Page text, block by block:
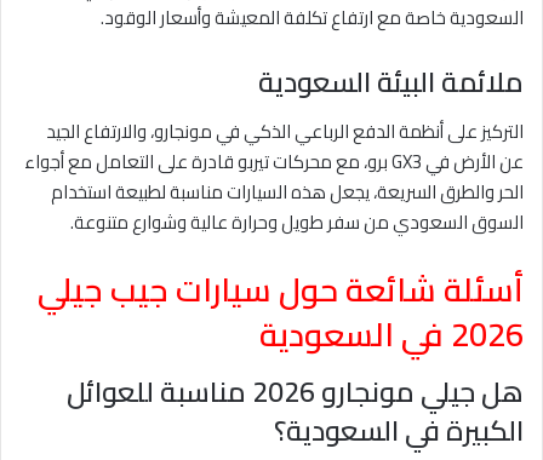
السعودية خاصة مع ارتفاع تكلفة المعيشة وأسعار الوقود.
ملائمة البيئة السعودية
التركيز على أنظمة الدفع الرباعي الذكي في مونجارو، والارتفاع الجيد
عن الأرض في GX3 برو، مع محركات تيربو قادرة على التعامل مع أجواء
الحر والطرق السريعة، يجعل هذه السيارات مناسبة لطبيعة استخدام
السوق السعودي من سفر طويل وحرارة عالية وشوارع متنوعة.
أسئلة شائعة حول سيارات جيب جيلي
2026 في السعودية
هل جيلي مونجارو 2026 مناسبة للعوائل
الكبيرة في السعودية؟